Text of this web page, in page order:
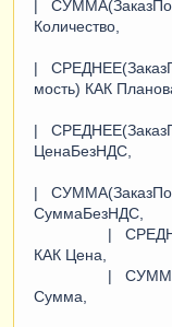
|
Количество,
|
мость) КАК
|
ЦенаБезНДС,
|
СуммаБезНДС,
|
КАК Цена,
|
Сумма,